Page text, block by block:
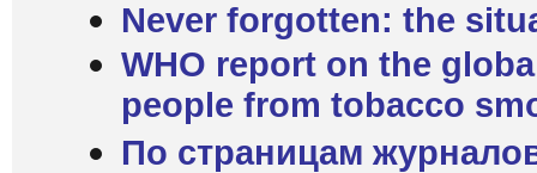
Never forgotten: the
WHO report on the
people from tobacco
По страницам